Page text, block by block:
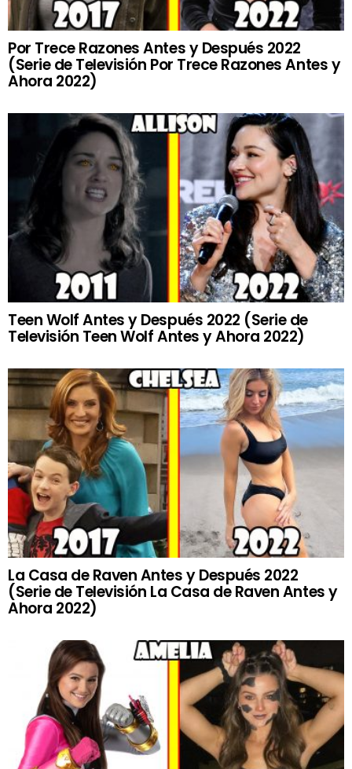
Por Trece Razones Antes y Después 2022
(Serie de Televisión Por Trece Razones Antes y
Ahora 2022)
Teen Wolf Antes y Después 2022 (Serie de
Televisión Teen Wolf Antes y Ahora 2022)
La Casa de Raven Antes y Después 2022
(Serie de Televisión La Casa de Raven Antes y
Ahora 2022)